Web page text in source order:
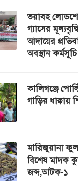
ভয়াবহ
গ্যাসের
আদায়ের
অবস্থান কর্মসূচি
কালিগঞ্জে
গাড়ির ধাক্কায়
মারিজুয়ানা
বিশেষ মাদক
জব্দ,আটক-১